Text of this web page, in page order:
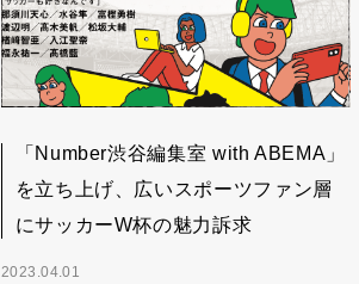
「Number渋谷編集室 with ABEMA」
を立ち上げ、広いスポーツファン層
にサッカーW杯の魅力訴求
2023.04.01